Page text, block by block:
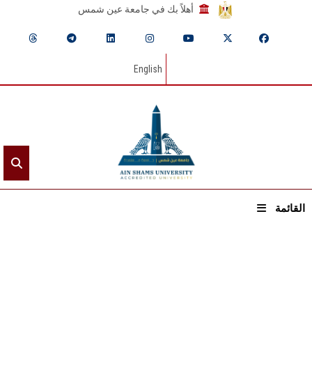
أهلاً بك في جامعة عين شمس
English
القائمة